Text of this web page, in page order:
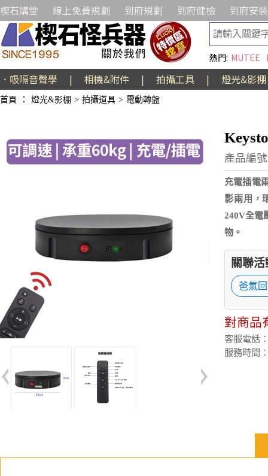
楔石講堂 線上免費規劃 到府規劃 到府健檢 到府安裝
熱門: MUTEE
．吸隔音聲學 | 相機&附件 | 拍攝工具 | 燈光&影棚
首頁 ： 燈光&影棚 > 拍攝道具 > 電動轉盤
產品編
充電插電
影兩用，
240V全電
物。
關聯
爸氣
對商品
客服電話
服務時間